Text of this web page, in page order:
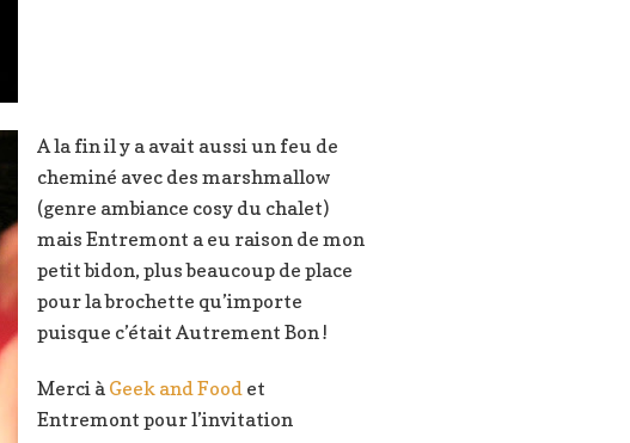
A la fin il y a avait aussi un feu de
cheminé avec des marshmallow
(genre ambiance cosy du chalet)
mais Entremont a eu raison de mon
petit bidon, plus beaucoup de place
pour la brochette qu’importe
puisque c’était Autrement Bon !
Merci à Geek and Food et
Entremont pour l’invitation